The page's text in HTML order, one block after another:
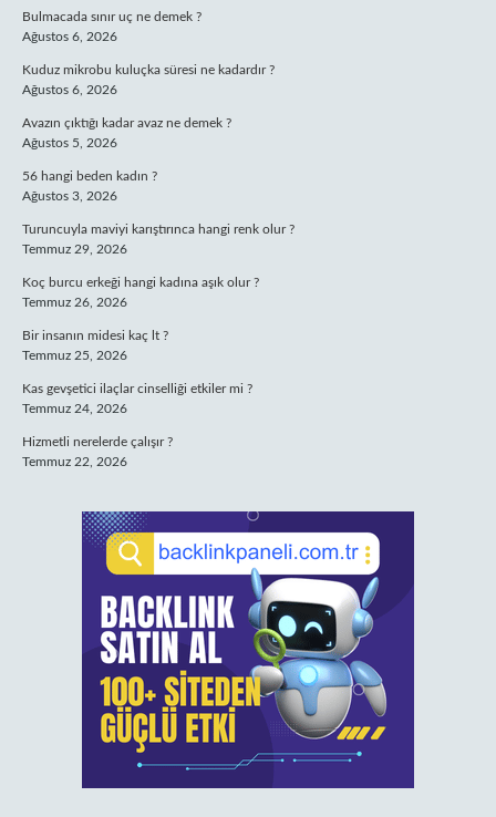
Bulmacada sınır uç ne demek ?
Ağustos 6, 2026
Kuduz mikrobu kuluçka süresi ne kadardır ?
Ağustos 6, 2026
Avazın çıktığı kadar avaz ne demek ?
Ağustos 5, 2026
56 hangi beden kadın ?
Ağustos 3, 2026
Turuncuyla maviyi karıştırınca hangi renk olur ?
Temmuz 29, 2026
Koç burcu erkeği hangi kadına aşık olur ?
Temmuz 26, 2026
Bir insanın midesi kaç lt ?
Temmuz 25, 2026
Kas gevşetici ilaçlar cinselliği etkiler mi ?
Temmuz 24, 2026
Hizmetli nerelerde çalışır ?
Temmuz 22, 2026